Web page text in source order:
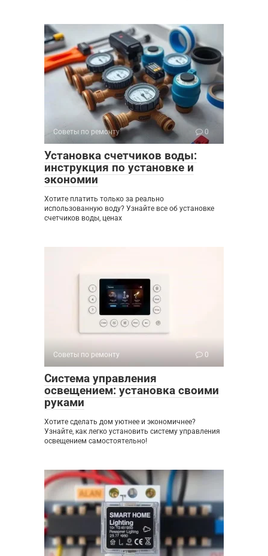
Советы по ремонту 0
Установка счетчиков воды:
инструкция по установке и
экономии
Хотите платить только за реально
использованную воду? Узнайте все об установке
счетчиков воды, ценах
Советы по ремонту 0
Система управления
освещением: установка своими
руками
Хотите сделать дом уютнее и экономичнее?
Узнайте, как легко установить систему управления
освещением самостоятельно!